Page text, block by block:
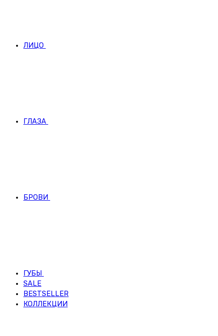
ЛИЦО
ГЛАЗА
БРОВИ
ГУБЫ
SALE
BESTSELLER
КОЛЛЕКЦИИ